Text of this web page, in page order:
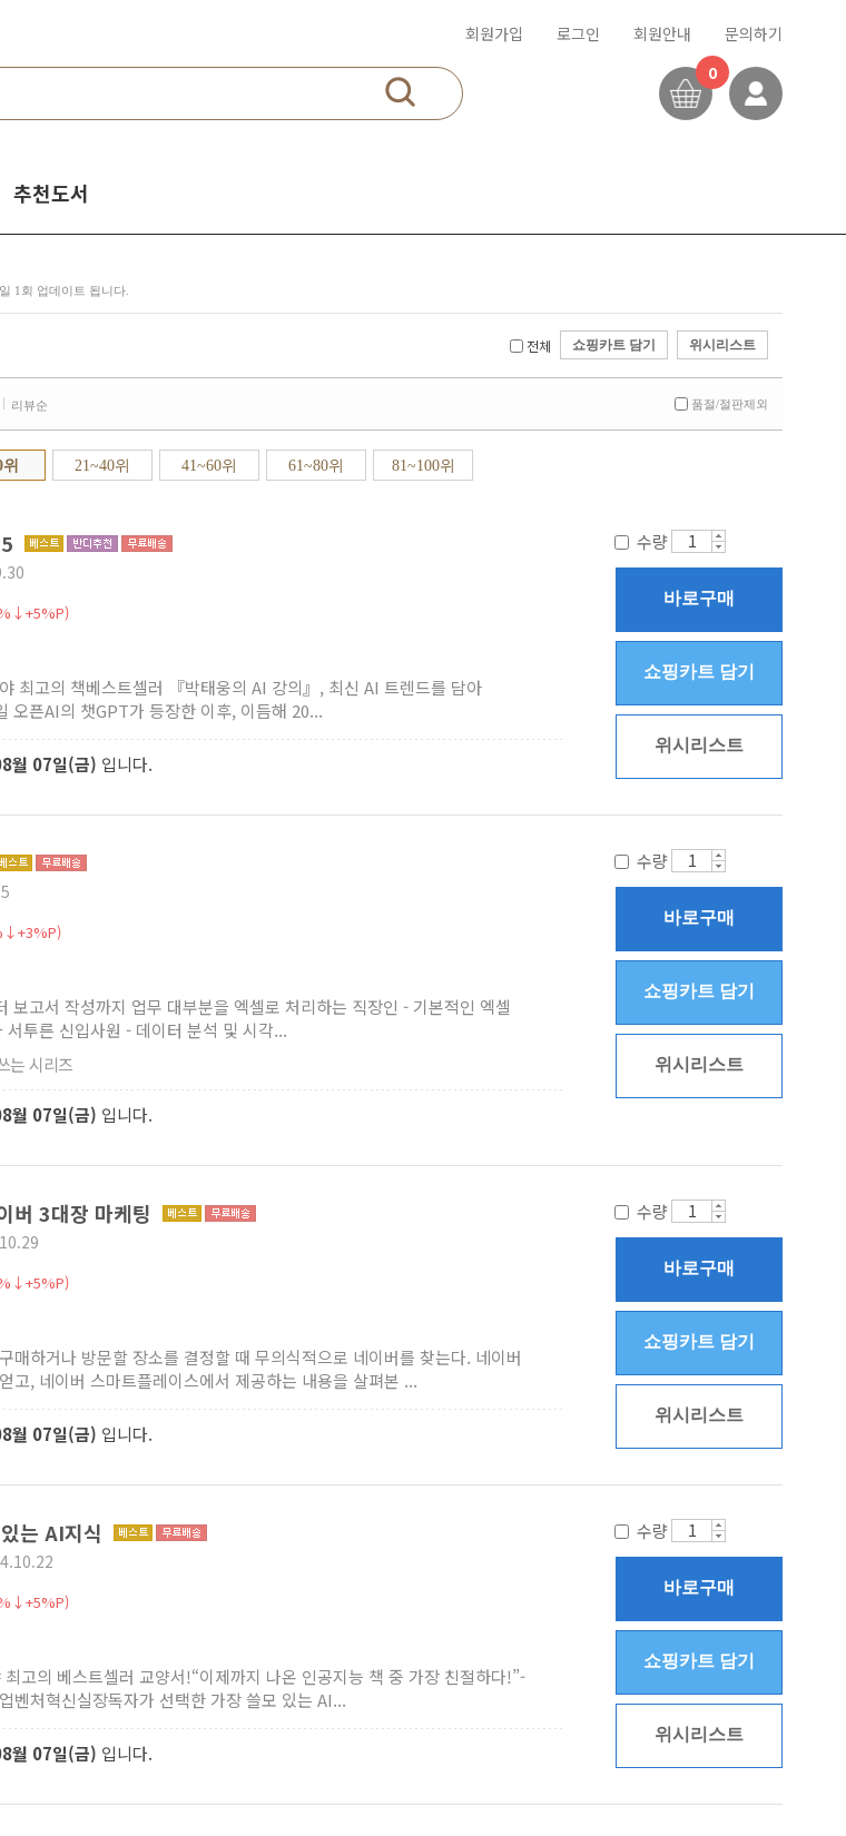
회원가입 로그인 회원안내 문의하기
0
추천도서
1회 업데이트 됩니다.
리뷰순 품절/절판제외
전체 쇼핑카트 담기 위시리스트
위 21~40위 41~60위 61~80위 81~100위
최고의 책베스트셀러 『박태웅의 AI 강의』, 최신 AI 트렌드를 담아
오픈AI의 챗GPT가 등장한 이후, 이듬해 20...
월 07일(금) 입니다.
수량
바로구매
쇼핑카트 담기
위시리스트
보고서 작성까지 업무 대부분을 엑셀로 처리하는 직장인 - 기본적인 엑셀
투른 신입사원 - 데이터 분석 및 시각...
는 시리즈
월 07일(금) 입니다.
수량
바로구매
쇼핑카트 담기
위시리스트
버 3대장 마케팅
매하거나 방문할 장소를 결정할 때 무의식적으로 네이버를 찾는다. 네이버
고, 네이버 스마트플레이스에서 제공하는 내용을 살펴본 ...
월 07일(금) 입니다.
수량
바로구매
쇼핑카트 담기
위시리스트
는 AI지식
고의 베스트셀러 교양서!“이제까지 나온 인공지능 책 중 가장 친절하다!”-
벤처혁신실장독자가 선택한 가장 쓸모 있는 AI...
월 07일(금) 입니다.
수량
바로구매
쇼핑카트 담기
위시리스트